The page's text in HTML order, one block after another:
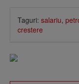
Taguri: salariu,
crestere